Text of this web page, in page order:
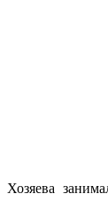
Хозяева